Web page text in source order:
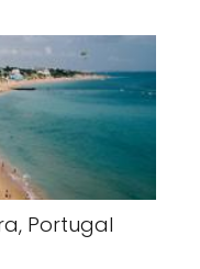
Portugal